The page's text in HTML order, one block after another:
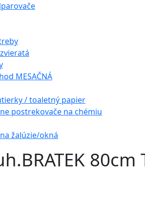
MESAČNÁ
/ toaletný papier
postrekovače na chémiu
žalúzie/okná
80cm